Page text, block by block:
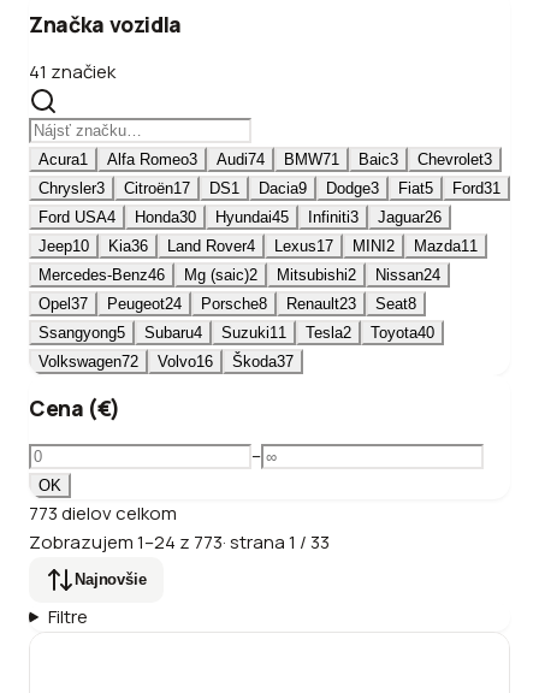
Značka vozidla
41 značiek
Acura1 Alfa Romeo3 Audi74 BMW71 Baic3 Chevrolet3
Chrysler3 Citroën17 DS1 Dacia9 Dodge3 Fiat5 Ford31
Ford USA4 Honda30 Hyundai45 Infiniti3 Jaguar26
Jeep10 Kia36 Land Rover4 Lexus17 MINI 2 Mazda11
Mercedes-Benz46 Mg (saic)2 Mitsubishi2 Nissan24
Opel 37 Peugeot24 Porsche8 Renault23 Seat8
Ssangyong5 Subaru4 Suzuki11 Tesla2 Toyota40
Volkswagen72 Volvo16 Škoda37
Cena (€)
–
OK
773dielovcelkom
Zobrazujem1–24 z 773·strana1 / 33
Najnovšie
Filtre